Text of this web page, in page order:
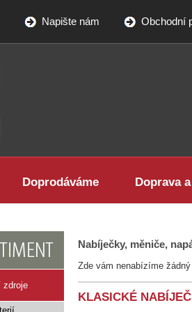
Napište nám Obchodní
Doprodáváme Doprava
Nabíječky, měniče,
Zde vám nenabízíme
KLASICKÉ
zdroje